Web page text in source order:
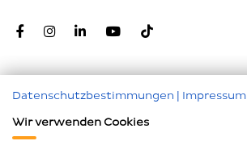
Datenschutzbestimmungen | Impressum
Wir verwenden Cookies